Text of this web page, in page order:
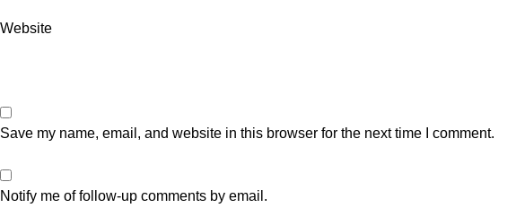
Website
Save my name, email, and website in this browser for the next time I comment.
Notify me of follow-up comments by email.